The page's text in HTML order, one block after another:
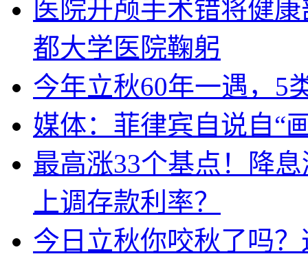
医院开颅手术错将健
都大学医院鞠躬
今年立秋60年一遇，5
媒体：菲律宾自说自“
最高涨33个基点！降
上调存款利率？
今日立秋你咬秋了吗